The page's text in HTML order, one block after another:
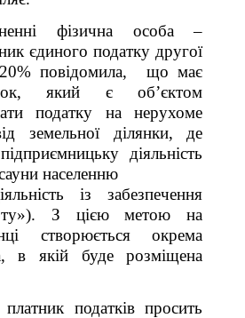
фізична особа –
єдиного податку другої
повідомила,
що має
який є об’єктом
податку на нерухоме
земельної ділянки, де
діяльність
населенню
із забезпечення
). З цією метою на
створюється окрема
в якій буде розміщена
податків просить